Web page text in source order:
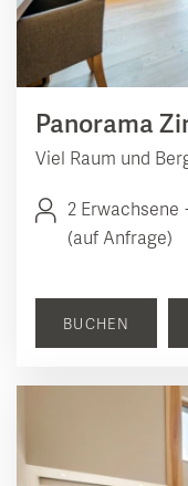
Panorama
Viel Raum und
2 Erwachsene
(auf Anfrage)
BUCHEN